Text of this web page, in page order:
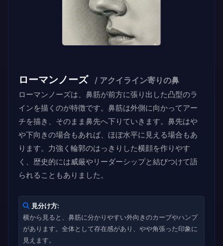
ローマンノーズ / アクイライン寄りの鼻
ローマンノーズは、鼻筋が前方に張り出した凸型のラ
インを描くのが特徴です。鼻筋は外側に向かってアー
チを描き、そのまま鼻先へ下りていきます。鼻先はや
や下向きの場合もあれば、ほぼ水平に見える場合もあ
ります。力強く輪郭のはっきりした横顔を作りやす
く、歴史的には威厳やリーダーシップと結びつけて語
られることもありました。
見分け方:
横から見ると、鼻筋に分かりやすい外向きのカーブやハンプ
があります。全体として存在感があり、やや角張った印象に
見えます。